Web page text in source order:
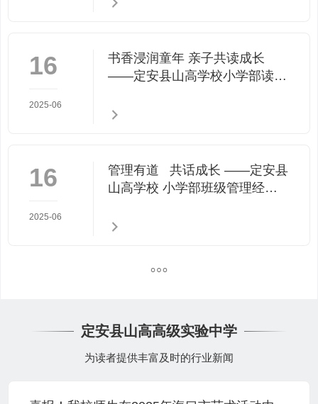
16
2025-06
书香浸润童年 亲子共读成长
——定安县山高学校小学部读书
16
2025-06
管理有道 共话成长 ——定安县
山高学校 小学部班级管理经验
定安县山高高级实验中学
为读者提供丰富及时的行业新闻